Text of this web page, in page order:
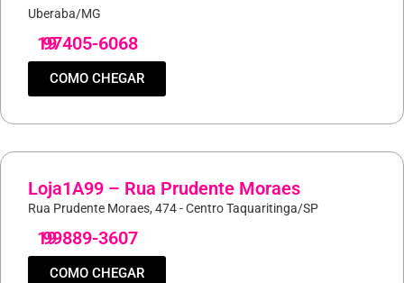
Uberaba/MG
19
97405-6068
COMO CHEGAR
Loja1A99 – Rua Prudente Moraes
Rua Prudente Moraes, 474 - Centro Taquaritinga/SP
19
99889-3607
COMO CHEGAR